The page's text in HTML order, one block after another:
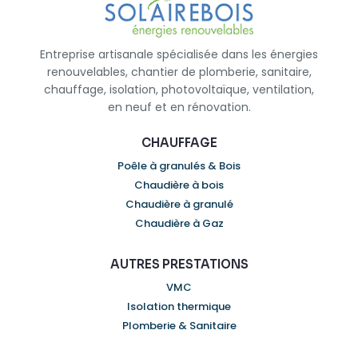
Entreprise artisanale spécialisée dans les énergies
renouvelables, chantier de plomberie, sanitaire,
chauffage, isolation, photovoltaïque, ventilation,
en neuf et en rénovation.
CHAUFFAGE
Poêle à granulés & Bois
Chaudière à bois
Chaudière à granulé
Chaudière à Gaz
AUTRES PRESTATIONS
VMC
Isolation thermique
Plomberie & Sanitaire